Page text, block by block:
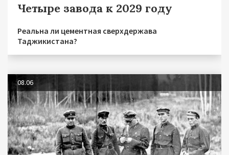
Четыре завода к 2029 году
Реальна ли цементная сверхдержава
Таджикистана?
08.06